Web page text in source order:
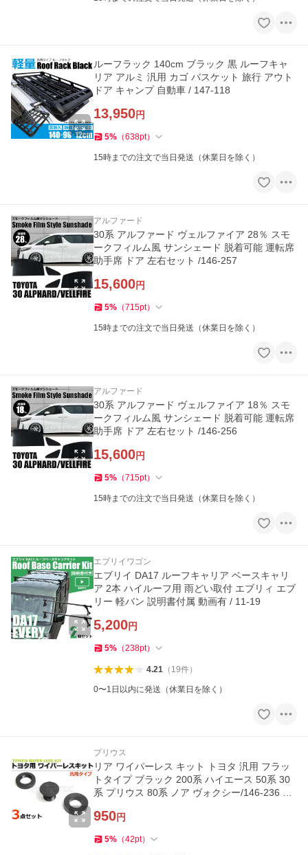
ルーフラック 140cm ブラック 黒 ルーフキャ
リア アルミ 汎用 カゴ バスケット 旅行 アウト
ドア キャンプ 自動車 / 147-118
13,950円
5% （638pt）
15時までの注文で当日発送（休業日を除く）
アルファード
30系 アルファード ヴェルファイア 28％ スモ
ークフィルム風 サンシェード 脱着可能 運転席
助手席 ドア 左右セット /146-257
15,600円
5% （715pt）
15時までの注文で当日発送（休業日を除く）
アルファード
30系 アルファード ヴェルファイア 18％ スモ
ークフィルム風 サンシェード 脱着可能 運転席
助手席 ドア 左右セット /146-256
15,600円
5% （715pt）
15時までの注文で当日発送（休業日を除く）
エブリイワゴン
エブリイ DA17 ルーフキャリア ベースキャリ
ア 2本 ハイルーフ用 雨どい取付 エブリィ エブ
リー 軽バン 説明書付属 動画有 / 11-19
5,200円
5% （238pt）
4.21（ 19件）
0〜1日以内に発送（休業日を除く）
プリウス
リア ワイパーレス キット トヨタ 汎用 フラッ
トタイプ ブラック 200系 ハイエース 50系 30
系 プリウス 80系 ノア ヴォクシー/146-236 O-
950円
5% （42pt）